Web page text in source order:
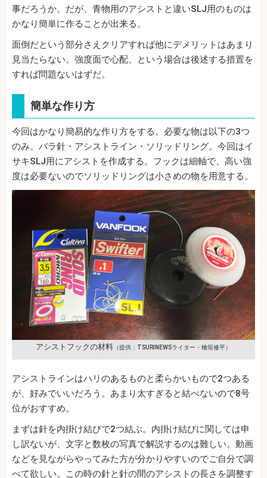
事だろうか。だが、青物用のアシストと違いSLJ用のものは
かなり簡単に作ることが出来る。
面倒だという部分さえクリアすれば他にデメリットはあまり
見当たらない。強度面で心配、という場合は後述する措置を
すれば問題ないはずだ。
簡単な作り方
今回はかなり簡易的な作り方をする。必要な物は以下の3つ
のみ。バラ針・アシストライン・ソリッドリング。今回はイ
サキSLJ用にアシストを作成する。フックは細軸で、高い強
度は必要ないのでソリッドリングは小さめの物を用意する。
アシストフックの材料 （提供：TSURINEWSライター・檜垣修平）
アシストラインはハリのあるものと柔らかいもので2つある
が、好みでいいだろう。あまり太すぎると結べないので8号
位がおすすめ。
まずは針を内掛け結びで2つ結ぶ。内掛け結びに関しては申
し訳ないが、文字と数枚の写真で解説するのは難しい。動画
などを見ながらやってみた方が分かりやすいのでご自分で調
べて欲しい。この時の針と針の間のアシストの長さを調整す